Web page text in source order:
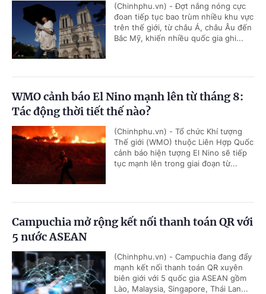
(Chinhphu.vn) - Đợt nắng nóng cực
đoan tiếp tục bao trùm nhiều khu vực
trên thế giới, từ châu Á, châu Âu đến
Bắc Mỹ, khiến nhiều quốc gia ghi...
WMO cảnh báo El Nino mạnh lên từ tháng 8:
Tác động thời tiết thế nào?
(Chinhphu.vn) - Tổ chức Khí tượng
Thế giới (WMO) thuộc Liên Hợp Quốc
cảnh báo hiện tượng El Nino sẽ tiếp
tục mạnh lên trong giai đoạn từ...
Campuchia mở rộng kết nối thanh toán QR với
5 nước ASEAN
(Chinhphu.vn) - Campuchia đang đẩy
mạnh kết nối thanh toán QR xuyên
biên giới với 5 quốc gia ASEAN gồm
Lào, Malaysia, Singapore, Thái Lan...